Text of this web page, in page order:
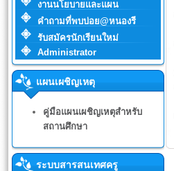
งานนโยบายและแผน
คำถามที่พบบ่อย@หนองรี
รับสมัครนักเรียนใหม่
Administrator
แผนเผชิญเหตุ
คู่มือแผนเผชิญเหตุสำหรับ
สถานศึกษา
ระบบสารสนเทศครู